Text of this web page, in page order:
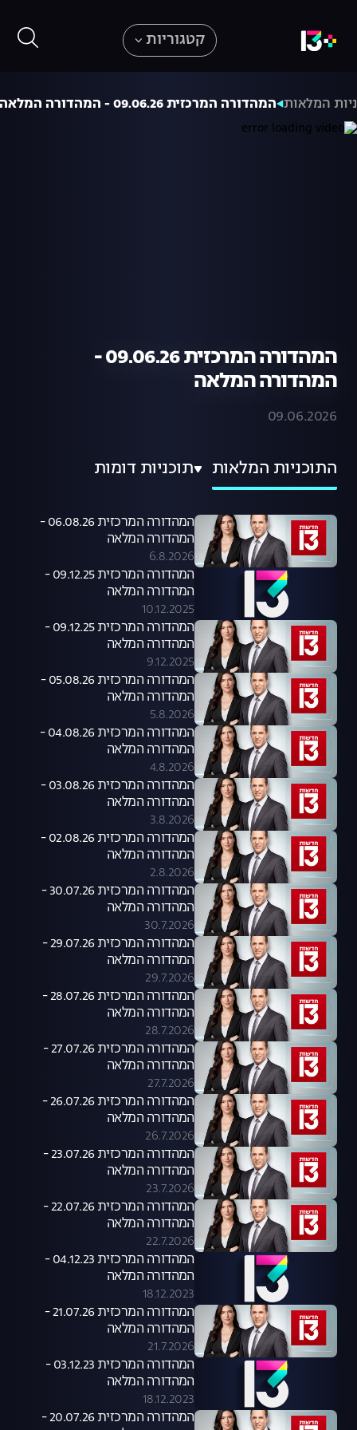
קטגוריות
המלאות המהדורה המרכזית 09.06.26 - המהדורה המלאה
המהדורה המרכזית 09.06.26 -
המהדורה המלאה
09.06.2026
התוכניות המלאות תוכניות דומות
המהדורה המרכזית 06.08.26 -
המהדורה המלאה
6.8.2026
המהדורה המרכזית 09.12.25 -
המהדורה המלאה
10.12.2025
המהדורה המרכזית 09.12.25 -
המהדורה המלאה
9.12.2025
המהדורה המרכזית 05.08.26 -
המהדורה המלאה
5.8.2026
המהדורה המרכזית 04.08.26 -
המהדורה המלאה
4.8.2026
המהדורה המרכזית 03.08.26 -
המהדורה המלאה
3.8.2026
המהדורה המרכזית 02.08.26 -
המהדורה המלאה
2.8.2026
המהדורה המרכזית 30.07.26 -
המהדורה המלאה
30.7.2026
המהדורה המרכזית 29.07.26 -
המהדורה המלאה
29.7.2026
המהדורה המרכזית 28.07.26 -
המהדורה המלאה
28.7.2026
המהדורה המרכזית 27.07.26 -
המהדורה המלאה
27.7.2026
המהדורה המרכזית 26.07.26 -
המהדורה המלאה
26.7.2026
המהדורה המרכזית 23.07.26 -
המהדורה המלאה
23.7.2026
המהדורה המרכזית 22.07.26 -
המהדורה המלאה
22.7.2026
המהדורה המרכזית 04.12.23 -
המהדורה המלאה
18.12.2023
המהדורה המרכזית 21.07.26 -
המהדורה המלאה
21.7.2026
המהדורה המרכזית 03.12.23 -
המהדורה המלאה
18.12.2023
המהדורה המרכזית 20.07.26 -